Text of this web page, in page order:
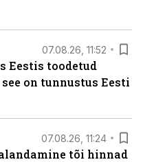
07.08.26, 11:52
Eestis toodetud
on tunnustus Eesti
07.08.26, 11:24
tõi hinnad